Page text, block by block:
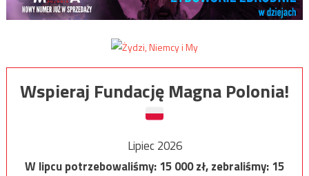
Wspieraj Fundację Magna Polonia!
Lipiec 2026
W lipcu potrzebowaliśmy:15 000zł, zebraliśmy:15